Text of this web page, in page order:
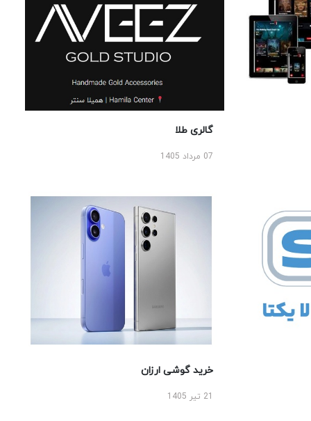
گالری طلا
07 مرداد 1405
خرید گوشی ارزان